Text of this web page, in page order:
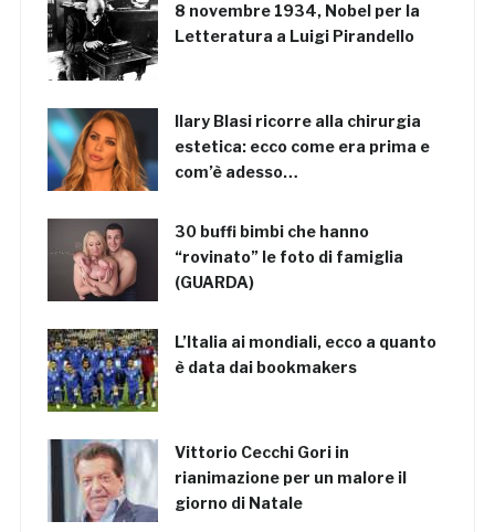
8 novembre 1934, Nobel per la
Letteratura a Luigi Pirandello
Ilary Blasi ricorre alla chirurgia
estetica: ecco come era prima e
com’è adesso…
30 buffi bimbi che hanno
“rovinato” le foto di famiglia
(GUARDA)
L’Italia ai mondiali, ecco a quanto
è data dai bookmakers
Vittorio Cecchi Gori in
rianimazione per un malore il
giorno di Natale